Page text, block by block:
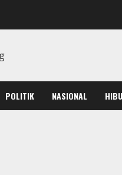
POLITIK NASIONAL